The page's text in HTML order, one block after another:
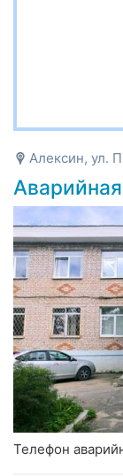
Алексин, ул.
Телефон